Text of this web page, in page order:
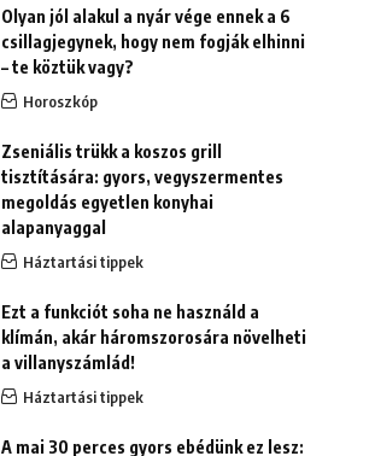
Olyan jól alakul a nyár vége ennek a 6
csillagjegynek, hogy nem fogják elhinni
– te köztük vagy?
Horoszkóp
Zseniális trükk a koszos grill
tisztítására: gyors, vegyszermentes
megoldás egyetlen konyhai
alapanyaggal
Háztartási tippek
Ezt a funkciót soha ne használd a
klímán, akár háromszorosára növelheti
a villanyszámlád!
Háztartási tippek
A mai 30 perces gyors ebédünk ez lesz: